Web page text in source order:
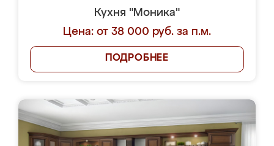
Кухня "Моника"
Цена: от 38 000 руб. за п.м.
ПОДРОБНЕЕ